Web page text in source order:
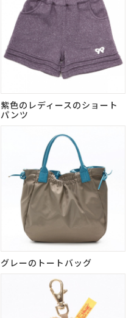
紫色のレディースのショート
パンツ
グレーのトートバッグ